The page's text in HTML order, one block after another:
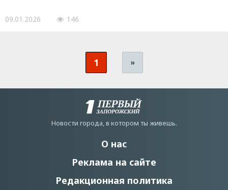
09.01.2026 146
1 »
Новости города, в котором ты живешь.
О нас
Реклама на сайте
Редакционная политика